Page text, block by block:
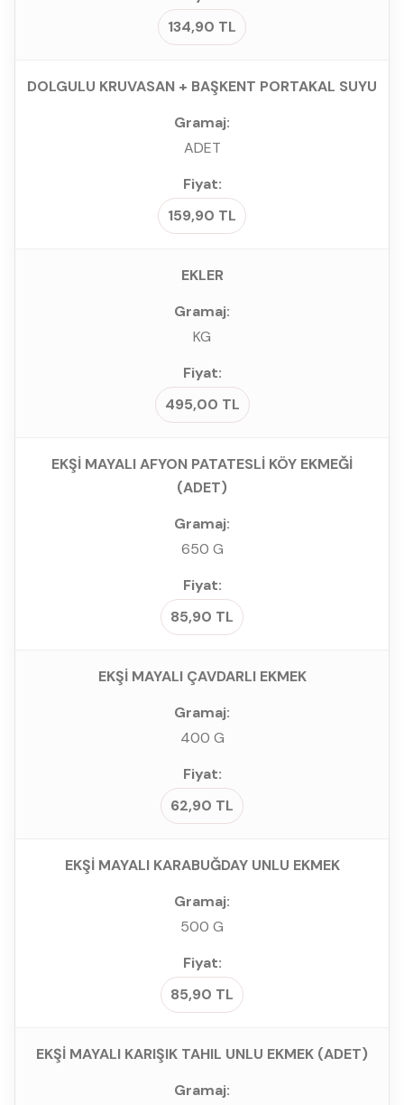
134,90 TL
DOLGULU KRUVASAN + BAŞKENT PORTAKAL SUYU
ADET
159,90 TL
EKLER
KG
495,00 TL
EKŞİ MAYALI AFYON PATATESLİ KÖY EKMEĞİ
(ADET)
650 G
85,90 TL
EKŞİ MAYALI ÇAVDARLI EKMEK
400 G
62,90 TL
EKŞİ MAYALI KARABUĞDAY UNLU EKMEK
500 G
85,90 TL
EKŞİ MAYALI KARIŞIK TAHIL UNLU EKMEK (ADET)